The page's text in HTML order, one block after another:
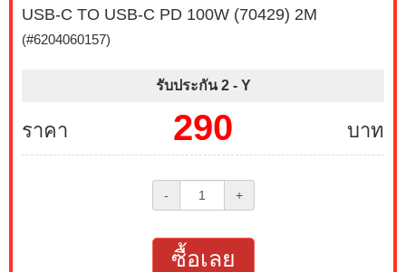
USB-C TO USB-C PD 100W (70429) 2M
(#6204060157)
รับประกัน 2 - Y
ราคา บาท
290
- +
ซื้อเลย